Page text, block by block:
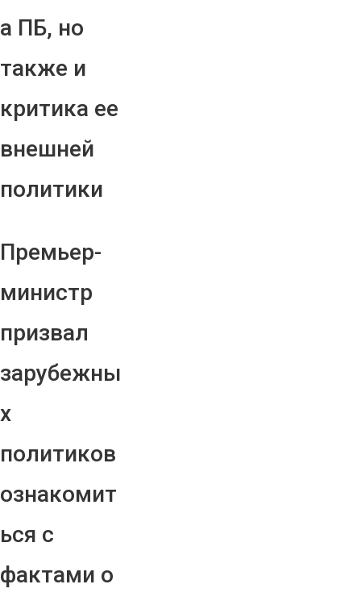
а ПБ, но
также и
критика ее
внешней
политики
Премьер-
министр
призвал
зарубежны
х
политиков
ознакомит
ься с
фактами о